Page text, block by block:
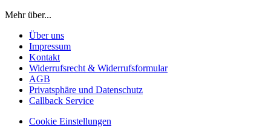
Mehr über...
Über uns
Impressum
Kontakt
Widerrufsrecht & Widerrufsformular
AGB
Privatsphäre und Datenschutz
Callback Service
Cookie Einstellungen